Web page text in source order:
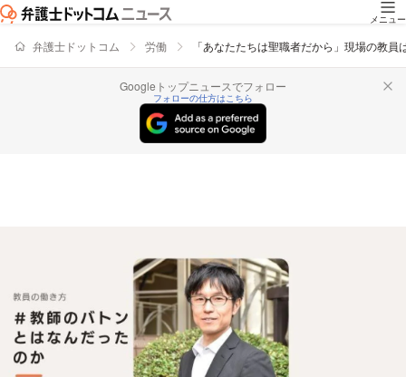
メニュー
弁護士ドットコム 労働 「あなたたちは聖職者だから」現場の教
Googleトップニュースでフォロー
フォローの仕方はこちら